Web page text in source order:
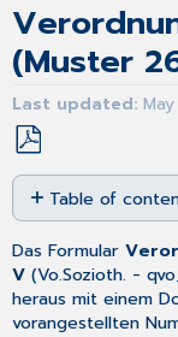
(Muster
Last updated
Save
as
PDF
Table of
No
headers
Das Formular
V (Vo.Sozioth. -
heraus mit einem
vorangestellten